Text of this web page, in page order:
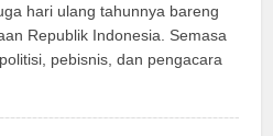
hari ulang tahunnya bareng
Republik Indonesia. Semasa
pebisnis, dan pengacara